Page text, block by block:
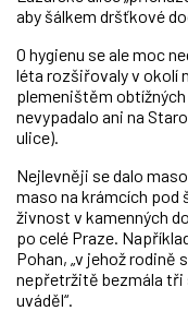
aby šálkem dršťkové
O hygienu se ale moc
léta rozšiřovaly v okolí
plemeništěm
nevypadalo ani na
ulice).
Nejlevněji se dalo
maso na krámcích pod
živnost v kamenných
po celé Praze.
Pohan, „v jehož rodině
nepřetržitě bezmála tři
uváděl“.